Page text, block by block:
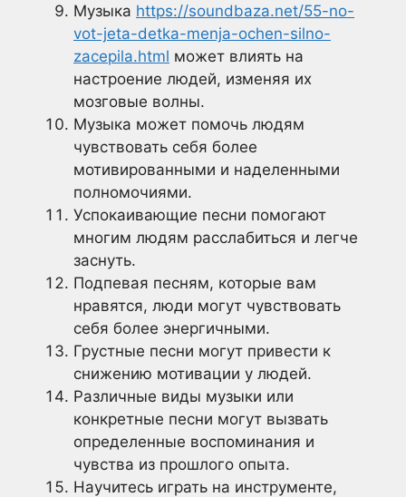
Музыка https://soundbaza.net/55-no-
vot-jeta-detka-menja-ochen-silno-
zacepila.html может влиять на
настроение людей, изменяя их
мозговые волны.
Музыка может помочь людям
чувствовать себя более
мотивированными и наделенными
полномочиями.
Успокаивающие песни помогают
многим людям расслабиться и легче
заснуть.
Подпевая песням, которые вам
нравятся, люди могут чувствовать
себя более энергичными.
Грустные песни могут привести к
снижению мотивации у людей.
Различные виды музыки или
конкретные песни могут вызвать
определенные воспоминания и
чувства из прошлого опыта.
Научитесь играть на инструменте,